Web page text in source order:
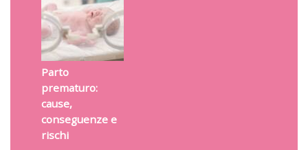
Parto
prematuro:
cause,
conseguenze e
rischi